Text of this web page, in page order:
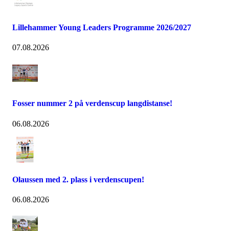
Lillehammer Young Leaders Programme 2026/2027
07.08.2026
Fosser nummer 2 på verdenscup langdistanse!
06.08.2026
Olaussen med 2. plass i verdenscupen!
06.08.2026